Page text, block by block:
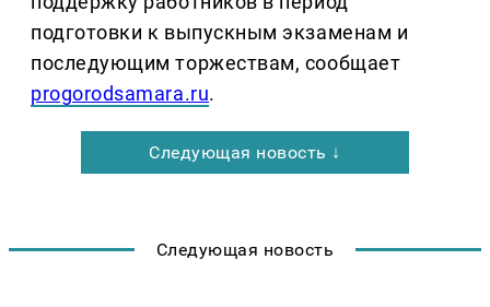
подготовки к выпускным экзаменам и
последующим торжествам, сообщает
progorodsamara.ru.
Следующая новость ↓
Следующая новость